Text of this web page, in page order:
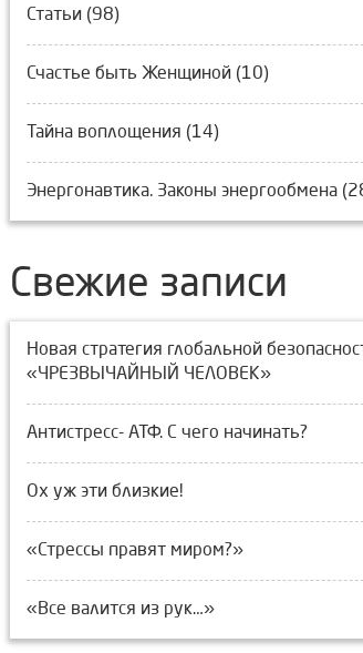
Статьи (98)
Счастье быть Женщиной (10)
Тайна воплощения (14)
Энергонавтика. Законы энергообмена
Свежие записи
Новая стратегия глобальной
«ЧРЕЗВЫЧАЙНЫЙ ЧЕЛОВЕК»
Антистресс- АТФ. С чего начинать?
Ох уж эти близкие!
«Стрессы правят миром?»
«Все валится из рук…»